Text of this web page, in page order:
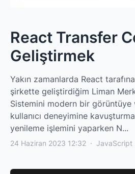
React Transfer
Geliştirmek
Yakın zamanlarda React
şirkette geliştirdiğim Liman
Sistemini modern bir görüntüye
kullanıcı deneyimine
yenileme işlemini yaparken N...
24 Haziran 2023 12:32 · JavaScript